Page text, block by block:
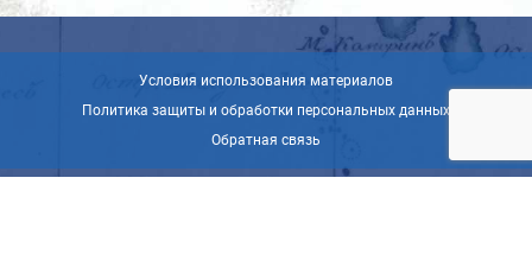
Условия использования материалов
Политика защиты и обработки персональных данных
Обратная связь